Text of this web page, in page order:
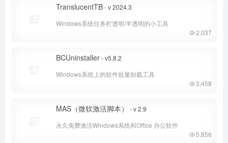
TranslucentTB- v 2024.3
Windows系统任务栏透明/半透明的小工具
2,037
BCUninstaller- v5.8.2
Windows系统上的软件批量卸载工具
3,458
MAS（微软激活脚本）
- v 2.9
永久免费激活Windows系统和Office 办公软件
5,856